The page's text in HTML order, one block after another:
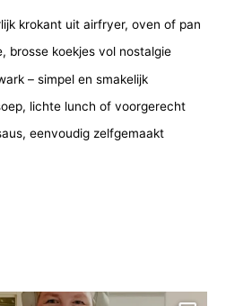
krokant uit airfryer, oven of pan
brosse koekjes vol nostalgie
– simpel en smakelijk
lichte lunch of voorgerecht
eenvoudig zelfgemaakt